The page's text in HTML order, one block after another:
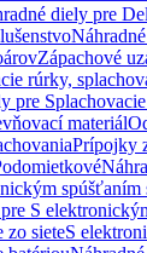
diely pre
Zápachové
rúrky,
pre
materiál
Prípojky
spúšťaním
S
zo sieteS